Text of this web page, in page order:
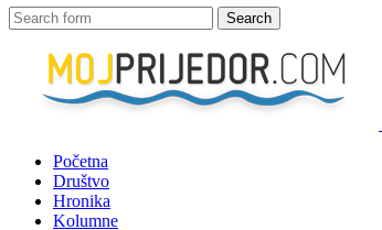
Search
Početna
Društvo
Hronika
Kolumne